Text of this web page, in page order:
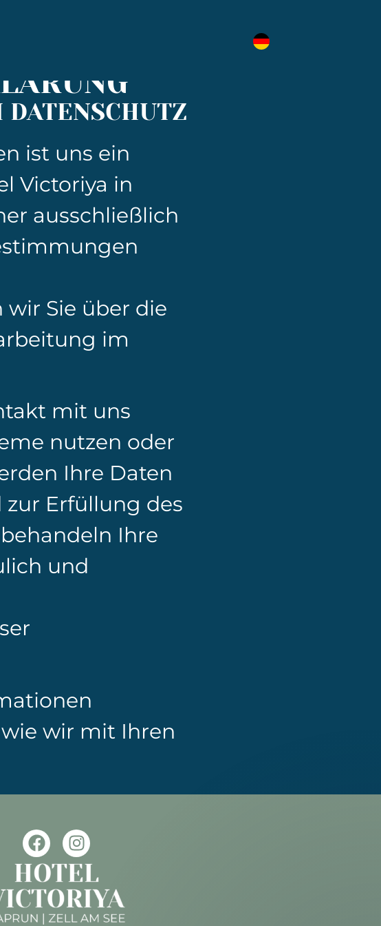
ist uns ein
Victoriya in
ausschließlich
Sie über die
im
mit uns
nutzen oder
Ihre Daten
Erfüllung des
Ihre
und
wir mit Ihren